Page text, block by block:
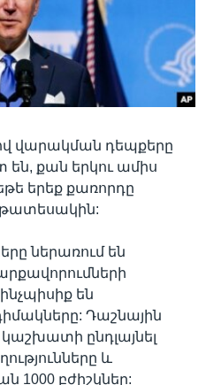
վարակման դեպքերը
են, քան երկու ամիս
երեք քառորդը
ներառում են
են
Դաշնային
ընդլայնել
և
1000 բժիշկներ: